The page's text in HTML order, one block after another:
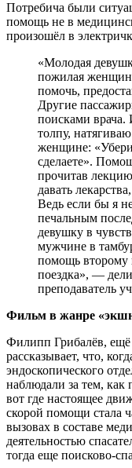
Потребича были
помощь не в
произошёл в
«Молодая
пожилая
помочь,
Другие
поисками врача.
толпу,
женщине:
сделаете».
прочитав
давать
Ведь если бы я
печальным
девушку в
мужчине в
помощь второму
поездка», —
преподаватель
Фильм в жанре
Филипп Грибалёв,
рассказывает, что,
эндоскопического
наблюдали за тем, как
вот где настоящее
скорой помощи стала
вызовах в составе
деятельностью
тогда еще поисково-